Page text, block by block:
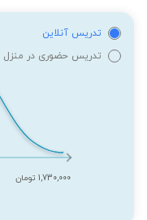
تدریس آنلاین
تدریس حضوری در منزل
1,730,000 تومان